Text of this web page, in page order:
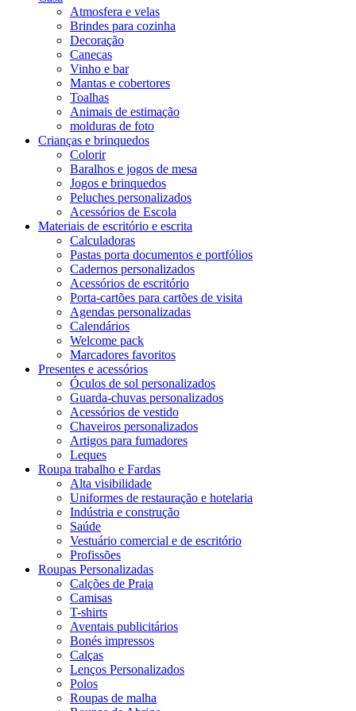
Atmosfera e velas
Brindes para cozinha
Decoração
Canecas
Vinho e bar
Mantas e cobertores
Toalhas
Animais de estimação
molduras de foto
Crianças e brinquedos
Colorir
Baralhos e jogos de mesa
Jogos e brinquedos
Peluches personalizados
Acessórios de Escola
Materiais de escritório e escrita
Calculadoras
Pastas porta documentos e portfólios
Cadernos personalizados
Acessórios de escritório
Porta-cartões para cartões de visita
Agendas personalizadas
Calendários
Welcome pack
Marcadores favoritos
Presentes e acessórios
Óculos de sol personalizados
Guarda-chuvas personalizados
Acessórios de vestido
Chaveiros personalizados
Artigos para fumadores
Leques
Roupa trabalho e Fardas
Alta visibilidade
Uniformes de restauração e hotelaria
Indústria e construção
Saúde
Vestuário comercial e de escritório
Profissões
Roupas Personalizadas
Calções de Praia
Camisas
T-shirts
Aventais publicitários
Bonés impressos
Calças
Lenços Personalizados
Polos
Roupas de malha